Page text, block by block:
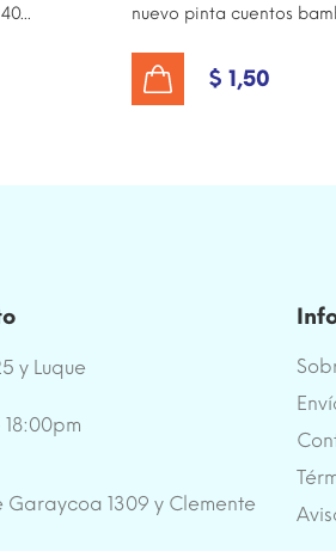
nuevo pinta cuentos
$ 1,50
y Luque
Garaycoa 1309 y Clemente